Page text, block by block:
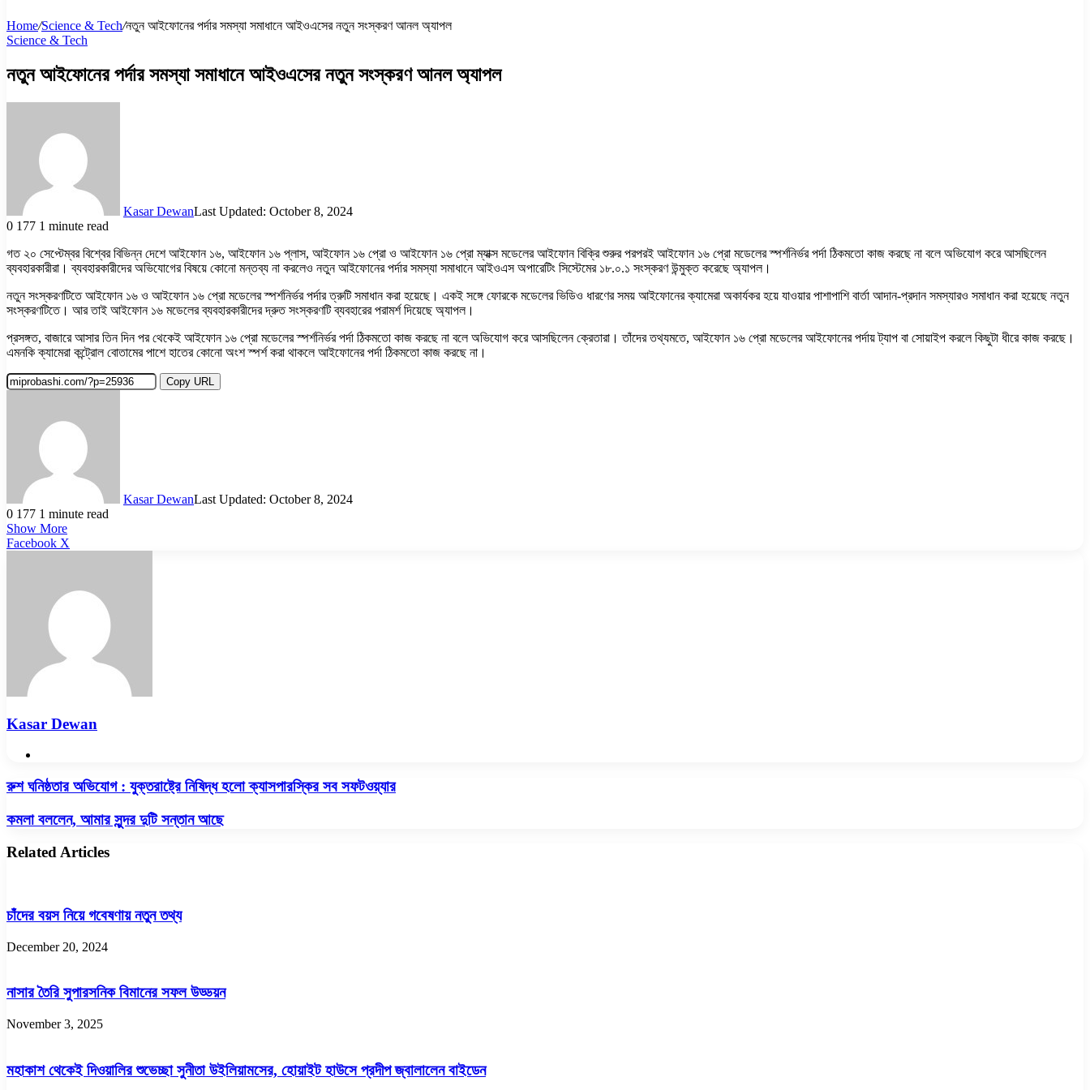
Home/Science & Tech/নতুন আইফোনের পর্দার সমস্যা সমাধানে আইওএসের নতুন সংস্করণ আনল অ্যাপল
Science & Tech
নতুন আইফোনের পর্দার সমস্যা সমাধানে আইওএসের নতুন সংস্করণ আনল অ্যাপল
Kasar DewanLast Updated: October 8, 2024
0 177 1 minute read
গত ২০ সেপ্টেম্বর বিশ্বের বিভিন্ন দেশে আইফোন ১৬, আইফোন ১৬ প্লাস, আইফোন ১৬ প্রো ও আইফোন ১৬ প্রো ম্যাক্স মডেলের আইফোন বিক্রি শুরুর পরপরই আইফোন ১৬ প্রো মডেলের স্পর্শনির্ভর পর্দা ঠিকমতো কাজ করছে না বলে অভিযোগ করে আসছিলেন
ব্যবহারকারীরা। ব্যবহারকারীদের অভিযোগের বিষয়ে কোনো মন্তব্য না করলেও নতুন আইফোনের পর্দার সমস্যা সমাধানে আইওএস অপারেটিং সিস্টেমের ১৮.০.১ সংস্করণ উন্মুক্ত করেছে অ্যাপল।
নতুন সংস্করণটিতে আইফোন ১৬ ও আইফোন ১৬ প্রো মডেলের স্পর্শনির্ভর পর্দার ত্রুটি সমাধান করা হয়েছে। একই সঙ্গে ফোরকে মডেলের ভিডিও ধারণের সময় আইফোনের ক্যামেরা অকার্যকর হয়ে যাওয়ার পাশাপাশি বার্তা আদান-প্রদান সমস্যারও সমাধান করা হয়েছে নতুন
সংস্করণটিতে। আর তাই আইফোন ১৬ মডেলের ব্যবহারকারীদের দ্রুত সংস্করণটি ব্যবহারের পরামর্শ দিয়েছে অ্যাপল।
প্রসঙ্গত, বাজারে আসার তিন দিন পর থেকেই আইফোন ১৬ প্রো মডেলের স্পর্শনির্ভর পর্দা ঠিকমতো কাজ করছে না বলে অভিযোগ করে আসছিলেন ক্রেতারা। তাঁদের তথ্যমতে, আইফোন ১৬ প্রো মডেলের আইফোনের পর্দায় ট্যাপ বা সোয়াইপ করলে কিছুটা ধীরে কাজ করছে।
এমনকি ক্যামেরা কন্ট্রোল বোতামের পাশে হাতের কোনো অংশ স্পর্শ করা থাকলে আইফোনের পর্দা ঠিকমতো কাজ করছে না।
Copy URL
Kasar DewanLast Updated: October 8, 2024
0 177 1 minute read
Show More
Facebook X
Kasar Dewan
রুশ
অভিযোগ
:
নিষিদ্ধ
সফটওয়্যার
রুশ ঘনিষ্ঠতার অভিযোগ : যুক্তরাষ্ট্রে নিষিদ্ধ হলো ক্যাসপারস্কির সব সফটওয়্যার
কমলা
আমার
সুন্দর
আছে
কমলা বললেন, আমার সুন্দর দুটি সন্তান আছে
Related Articles
চাঁদের বয়স নিয়ে গবেষণায় নতুন তথ্য
December 20, 2024
নাসার তৈরি সুপারসনিক বিমানের সফল উড্ডয়ন
November 3, 2025
মহাকাশ থেকেই দিওয়ালির শুভেচ্ছা সুনীতা উইলিয়ামসের, হোয়াইট হাউসে প্রদীপ জ্বালালেন বাইডেন